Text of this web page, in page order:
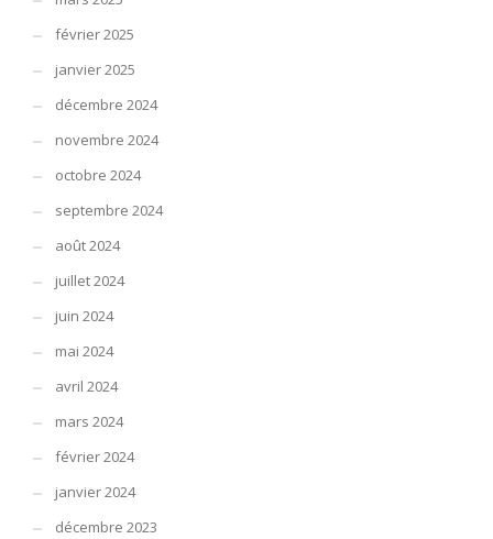
février 2025
janvier 2025
décembre 2024
novembre 2024
octobre 2024
septembre 2024
août 2024
juillet 2024
juin 2024
mai 2024
avril 2024
mars 2024
février 2024
janvier 2024
décembre 2023